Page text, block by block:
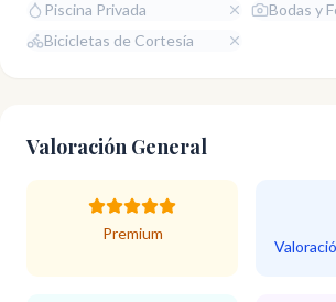
Piscina Privada
Bodas y
Bicicletas de Cortesía
Valoración General
Premium